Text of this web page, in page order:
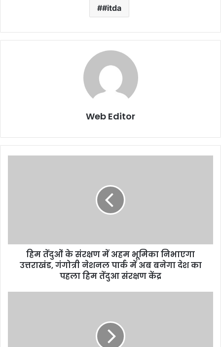
#itda
Web Editor
हिम तेंदुओं के संरक्षण में अहम भूमिका निभाएगा
उत्तराखंड, गंगोत्री नेशनल पार्क में अब बनेगा देश का
पहला हिम तेंदुआ संरक्षण केंद्र